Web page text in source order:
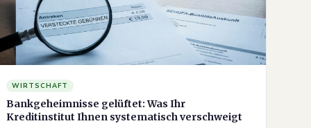
WIRTSCHAFT
Bankgeheimnisse gelüftet: Was Ihr
Kreditinstitut Ihnen systematisch verschweigt